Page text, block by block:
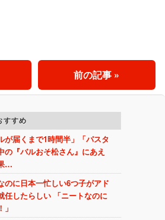
前の記事 »
すすめ
が届くまで1時間半」「パスタ
の『バルおそ松さん』にあえ
…
のに日本一忙しい6つ子がアド
任したらしい 「ニートなのに